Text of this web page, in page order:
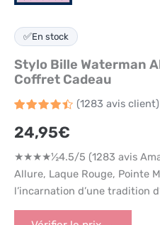
✅En stock
Stylo Bille Waterman
Coffret Cadeau
sur 5
basé
notations
client
(1283 avis client)
24,95€
★★★★½4.5/5 (1283 avis
Allure, Laque Rouge, Pointe
l’incarnation d’une tradition